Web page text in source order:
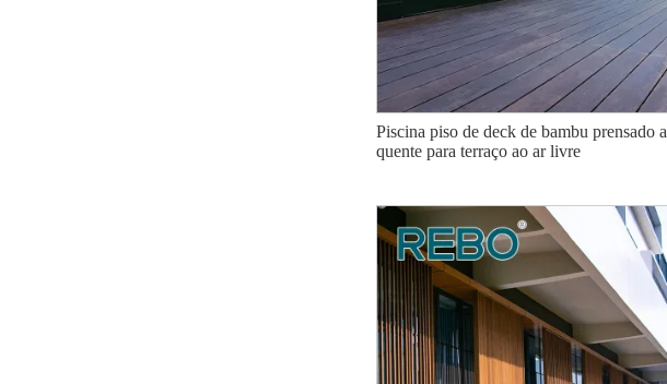
Piscina piso de deck de bambu prensado a
quente para terraço ao ar livre